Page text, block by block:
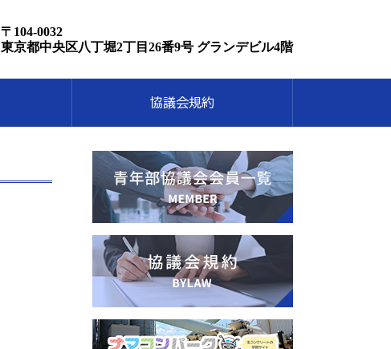
〒104-0032
東京都中央区八丁堀2丁目26番9号 グランデビル4階
協議会規約